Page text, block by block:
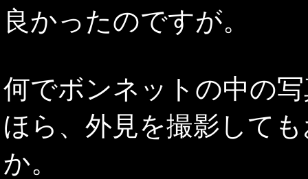
良かったのですが。
何でボンネットの中の
ほら、外見を撮影して
か。